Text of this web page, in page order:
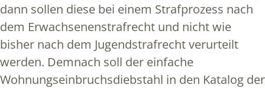
dann sollen diese bei einem Strafprozess nach
dem Erwachsenenstrafrecht und nicht wie
bisher nach dem Jugendstrafrecht verurteilt
werden. Demnach soll der einfache
Wohnungseinbruchsdiebstahl in den Katalog der